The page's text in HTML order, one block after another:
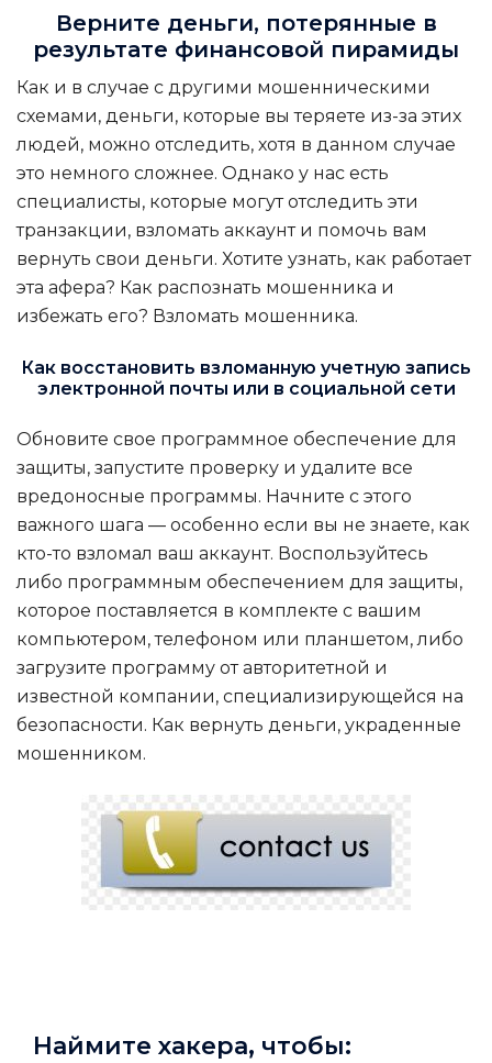
Верните деньги, потерянные в
результате финансовой пирамиды
Как и в случае с другими мошенническими
схемами, деньги, которые вы теряете из-за этих
людей, можно отследить, хотя в данном случае
это немного сложнее. Однако у нас есть
специалисты, которые могут отследить эти
транзакции, взломать аккаунт и помочь вам
вернуть свои деньги. Хотите узнать, как работает
эта афера? Как распознать мошенника и
избежать его? Взломать мошенника.
Как восстановить взломанную учетную запись
электронной почты или в социальной сети
Обновите свое программное обеспечение для
защиты, запустите проверку и удалите все
вредоносные программы. Начните с этого
важного шага — особенно если вы не знаете, как
кто-то взломал ваш аккаунт. Воспользуйтесь
либо программным обеспечением для защиты,
которое поставляется в комплекте с вашим
компьютером, телефоном или планшетом, либо
загрузите программу от авторитетной и
известной компании, специализирующейся на
безопасности. Как вернуть деньги, украденные
мошенником.
Наймите хакера, чтобы: